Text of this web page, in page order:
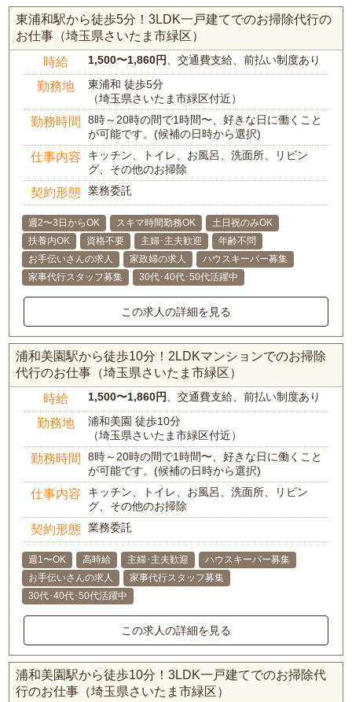
東浦和駅から徒歩5分！3LDK一戸建てでのお掃除代行の
お仕事（埼玉県さいたま市緑区）
時給 1,500〜1,860円、交通費支給、前払い制度あり
勤務地
東浦和 徒歩5分
（埼玉県さいたま市緑区付近）
勤務時間
8時～20時の間で1時間〜、好きな日に働くこと
が可能です。(候補の日時から選択)
仕事内容
キッチン、トイレ、お風呂、洗面所、リビン
グ、その他のお掃除
契約形態 業務委託
週2〜3日からOK スキマ時間勤務OK
土日祝のみOK
扶養内OK
資格不要 主婦･主夫歓迎
年齢不問
お手伝いさんの求人
家政婦の求人
ハウスキーパー募集
家事代行スタッフ募集
30代･40代･50代活躍中
この求人の詳細を見る
浦和美園駅から徒歩10分！2LDKマンションでのお掃除
代行のお仕事（埼玉県さいたま市緑区）
時給 1,500〜1,860円、交通費支給、前払い制度あり
勤務地
浦和美園 徒歩10分
（埼玉県さいたま市緑区付近）
勤務時間
8時～20時の間で1時間〜、好きな日に働くこと
が可能です。(候補の日時から選択)
仕事内容
キッチン、トイレ、お風呂、洗面所、リビン
グ、その他のお掃除
契約形態 業務委託
週1〜OK 高時給 主婦･主夫歓迎
ハウスキーパー募集
お手伝いさんの求人
家事代行スタッフ募集
30代･40代･50代活躍中
この求人の詳細を見る
浦和美園駅から徒歩10分！3LDK一戸建てでのお掃除代
行のお仕事（埼玉県さいたま市緑区）